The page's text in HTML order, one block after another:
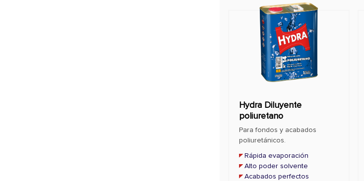
Hydra Diluyente
poliuretano
Para fondos y acabados
poliuretánicos.
Rápida evaporación
Alto poder solvente
Acabados perfectos